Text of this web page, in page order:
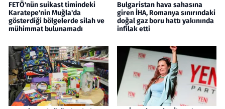
FETÖ'nün suikast timindeki
Karatepe'nin Muğla'da
gösterdiği bölgelerde silah ve
mühimmat bulunamadı
Bulgaristan hava sahasına
giren İHA, Romanya sınırındaki
doğal gaz boru hattı yakınında
infilak etti